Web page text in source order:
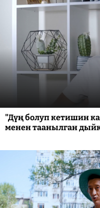
"Дүң болуп кетишин
менен таанылган